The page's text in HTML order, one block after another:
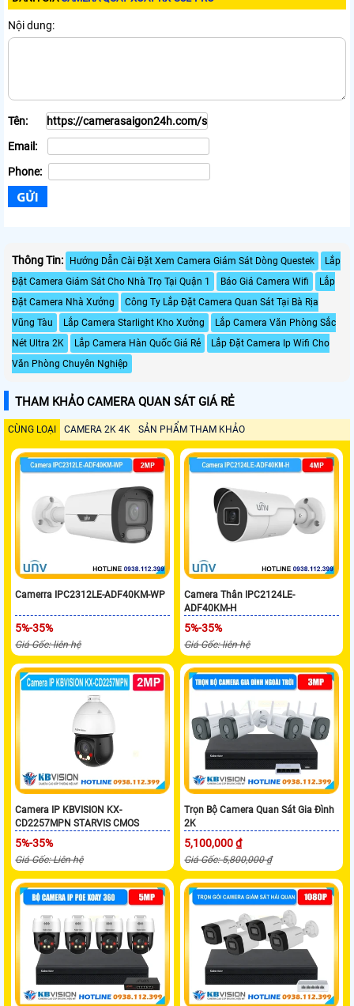
Nội dung:
Tên:
Email:
Phone:
Thông Tin: Hướng Dẫn Cài Đặt Xem Camera Giám Sát Dòng Questek
Lắp
Đặt Camera Giám Sát Cho Nhà Trọ Tại Quận 1
Báo Giá Camera Wifi
Lắp
Đặt Camera Nhà Xưởng
Công Ty Lắp Đặt Camera Quan Sát Tại Bà Rịa
Vũng Tàu
Lắp Camera Starlight Kho Xưởng
Lắp Camera Văn Phòng Sắc
Nét Ultra 2K
Lắp Camera Hàn Quốc Giá Rẻ
Lắp Đặt Camera Ip Wifi Cho
Văn Phòng Chuyên Nghiệp
THAM KHẢO CAMERA QUAN SÁT GIÁ RẺ
CÙNG LOẠI CAMERA 2K 4K SẢN PHẨM THAM KHẢO
Camerra IPC2312LE-ADF40KM-WP
5%-35%
Giá Gốc: liên hệ
Camera Thân IPC2124LE-
ADF40KM-H
5%-35%
Giá Gốc: liên hệ
Camera IP KBVISION KX-
CD2257MPN STARVIS CMOS
5%-35%
Giá Gốc: Liên hệ
Trọn Bộ Camera Quan Sát Gia Đình
2K
5,100,000 ₫
Giá Gốc: 5,800,000 ₫